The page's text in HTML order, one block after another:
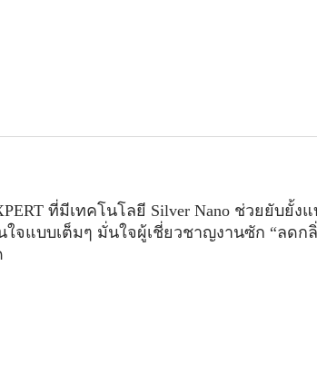
ที่มีเทคโนโลยี Silver Nano ช่วยยับยั้ง
แบบเต็มๆ มั่นใจผู้เชี่ยวชาญงานซัก “ลดก